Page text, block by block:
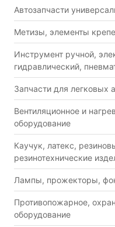
Автозапчасти
Метизы, элементы
Инструмент ручной,
гидравлический,
Запчасти для легковых
Вентиляционное и
оборудование
Каучук, латекс,
резинотехнические
Лампы, прожекторы,
Противопожарное,
оборудование